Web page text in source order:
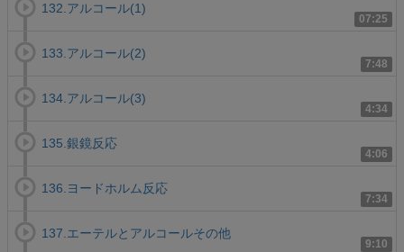
07:25
132.アルコール(1)
7:48
133.アルコール(2)
4:34
134.アルコール(3)
4:06
135.銀鏡反応
7:34
136.ヨードホルム反応
9:10
137.エーテルとアルコールその他